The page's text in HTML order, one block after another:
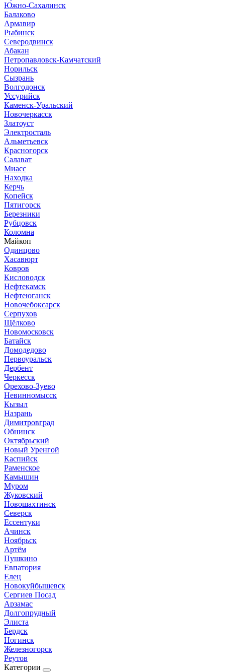
Южно-Сахалинск
Балаково
Армавир
Рыбинск
Северодвинск
Абакан
Петропавловск-Камчатский
Норильск
Сызрань
Волгодонск
Уссурийск
Каменск-Уральский
Новочеркасск
Златоуст
Электросталь
Альметьевск
Красногорск
Салават
Миасс
Находка
Керчь
Копейск
Пятигорск
Березники
Рубцовск
Коломна
Майкоп
Одинцово
Хасавюрт
Ковров
Кисловодск
Нефтекамск
Нефтеюганск
Новочебоксарск
Серпухов
Щёлково
Новомосковск
Батайск
Домодедово
Первоуральск
Дербент
Черкесск
Орехово-Зуево
Невинномысск
Кызыл
Назрань
Димитровград
Обнинск
Октябрьский
Новый Уренгой
Каспийск
Раменское
Камышин
Муром
Жуковский
Новошахтинск
Северск
Ессентуки
Ачинск
Ноябрьск
Артём
Пушкино
Евпатория
Елец
Новокуйбышевск
Сергиев Посад
Арзамас
Долгопрудный
Элиста
Бердск
Ногинск
Железногорск
Реутов
Категории